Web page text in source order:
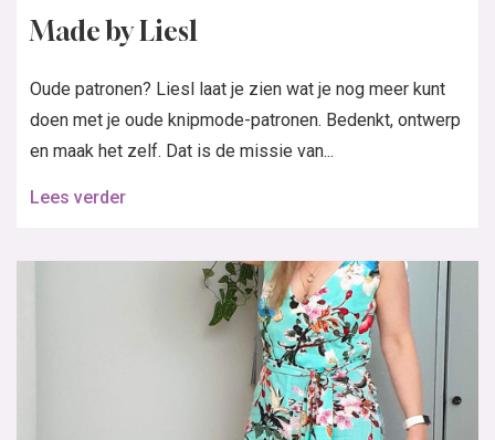
Made by Liesl
Oude patronen? Liesl laat je zien wat je nog meer kunt
doen met je oude knipmode-patronen. Bedenkt, ontwerp
en maak het zelf. Dat is de missie van...
Lees verder